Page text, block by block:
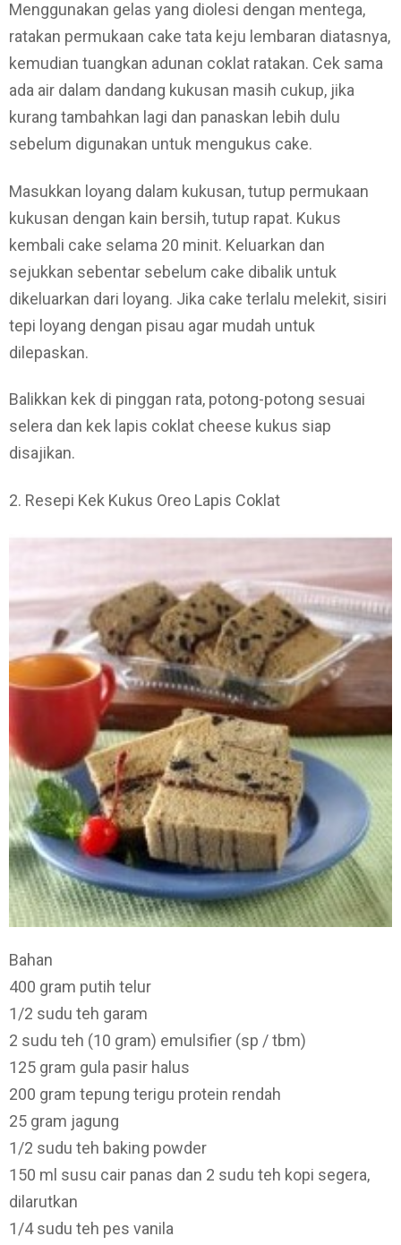
Menggunakan gelas yang diolesi dengan mentega,
ratakan permukaan cake tata keju lembaran diatasnya,
kemudian tuangkan adunan coklat ratakan. Cek sama
ada air dalam dandang kukusan masih cukup, jika
kurang tambahkan lagi dan panaskan lebih dulu
sebelum digunakan untuk mengukus cake.
Masukkan loyang dalam kukusan, tutup permukaan
kukusan dengan kain bersih, tutup rapat. Kukus
kembali cake selama 20 minit. Keluarkan dan
sejukkan sebentar sebelum cake dibalik untuk
dikeluarkan dari loyang. Jika cake terlalu melekit, sisiri
tepi loyang dengan pisau agar mudah untuk
dilepaskan.
Balikkan kek di pinggan rata, potong-potong sesuai
selera dan kek lapis coklat cheese kukus siap
disajikan.
2. Resepi Kek Kukus Oreo Lapis Coklat
Bahan
400 gram putih telur
1/2 sudu teh garam
2 sudu teh (10 gram) emulsifier (sp / tbm)
125 gram gula pasir halus
200 gram tepung terigu protein rendah
25 gram jagung
1/2 sudu teh baking powder
150 ml susu cair panas dan 2 sudu teh kopi segera,
dilarutkan
1/4 sudu teh pes vanila